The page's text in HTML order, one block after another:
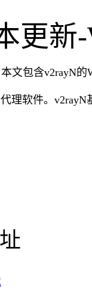
更
文包含v2rayN的
理软件。v2rayN